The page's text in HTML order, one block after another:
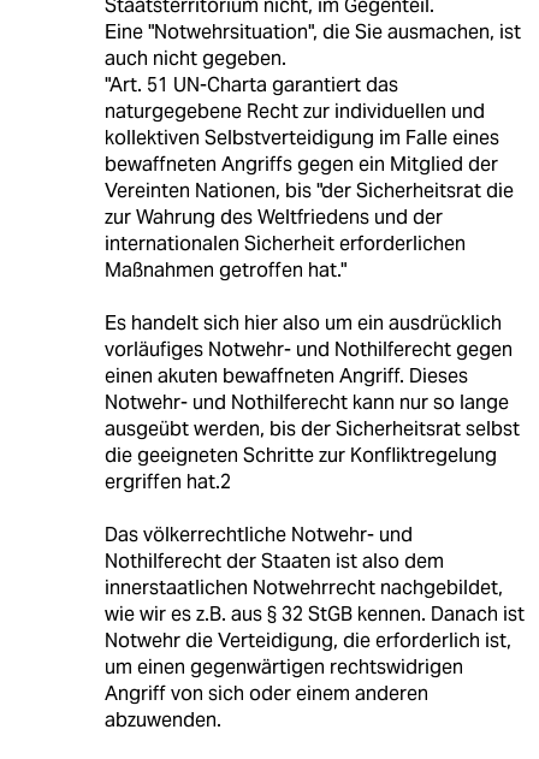
Staatsterritorium nicht, im Gegenteil.
Eine "Notwehrsituation", die Sie ausmachen, ist
auch nicht gegeben.
"Art. 51 UN-Charta garantiert das
naturgegebene Recht zur individuellen und
kollektiven Selbstverteidigung im Falle eines
bewaffneten Angriffs gegen ein Mitglied der
Vereinten Nationen, bis "der Sicherheitsrat die
zur Wahrung des Weltfriedens und der
internationalen Sicherheit erforderlichen
Maßnahmen getroffen hat."
Es handelt sich hier also um ein ausdrücklich
vorläufiges Notwehr- und Nothilferecht gegen
einen akuten bewaffneten Angriff. Dieses
Notwehr- und Nothilferecht kann nur so lange
ausgeübt werden, bis der Sicherheitsrat selbst
die geeigneten Schritte zur Konfliktregelung
ergriffen hat.2
Das völkerrechtliche Notwehr- und
Nothilferecht der Staaten ist also dem
innerstaatlichen Notwehrrecht nachgebildet,
wie wir es z.B. aus § 32 StGB kennen. Danach ist
Notwehr die Verteidigung, die erforderlich ist,
um einen gegenwärtigen rechtswidrigen
Angriff von sich oder einem anderen
abzuwenden.